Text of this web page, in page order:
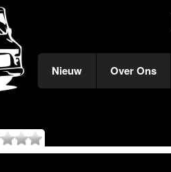
Nieuw Over Ons